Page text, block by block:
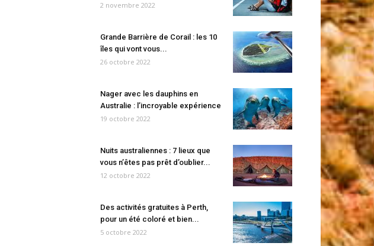
2 novembre 2022
Grande Barrière de Corail : les 10
îles qui vont vous...
26 octobre 2022
Nager avec les dauphins en
Australie : l’incroyable expérience
19 octobre 2022
Nuits australiennes : 7 lieux que
vous n’êtes pas prêt d’oublier...
12 octobre 2022
Des activités gratuites à Perth,
pour un été coloré et bien...
5 octobre 2022